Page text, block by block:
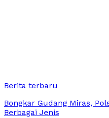
Berita terbaru
Bongkar Gudang Miras,
Berbagai Jenis